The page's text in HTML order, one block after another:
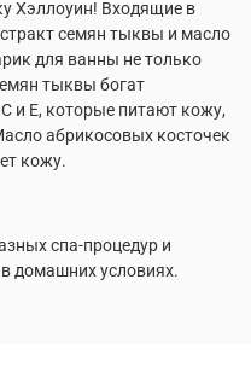
Хэллоуин! Входящие в
семян тыквы и масло
для ванны не только
тыквы богат
и Е, которые питают кожу,
абрикосовых косточек
кожу.
спа-процедур и
домашних условиях.